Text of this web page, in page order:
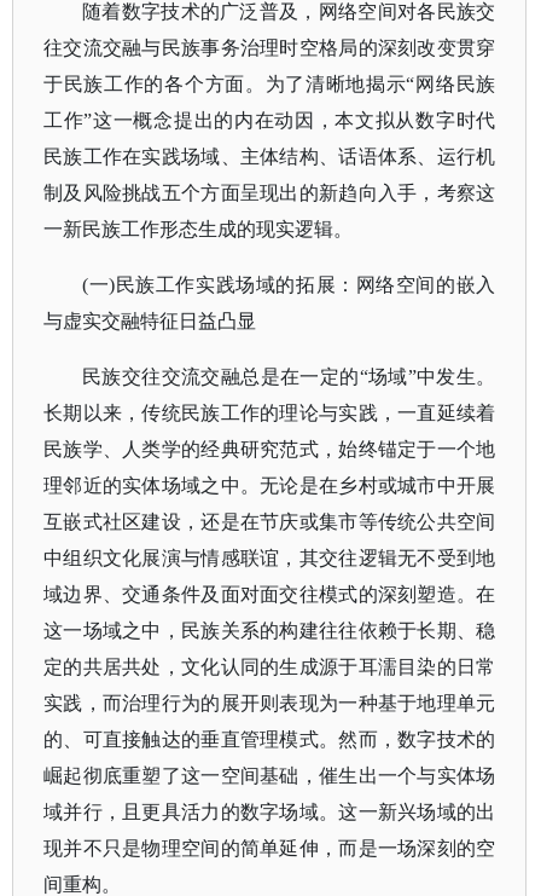
随着数字技术的广泛普及，网络空间对各民族交
往交流交融与民族事务治理时空格局的深刻改变贯穿
于民族工作的各个方面。为了清晰地揭示“网络民族
工作”这一概念提出的内在动因，本文拟从数字时代
民族工作在实践场域、主体结构、话语体系、运行机
制及风险挑战五个方面呈现出的新趋向入手，考察这
一新民族工作形态生成的现实逻辑。
(一)民族工作实践场域的拓展：网络空间的嵌入
与虚实交融特征日益凸显
民族交往交流交融总是在一定的“场域”中发生。
长期以来，传统民族工作的理论与实践，一直延续着
民族学、人类学的经典研究范式，始终锚定于一个地
理邻近的实体场域之中。无论是在乡村或城市中开展
互嵌式社区建设，还是在节庆或集市等传统公共空间
中组织文化展演与情感联谊，其交往逻辑无不受到地
域边界、交通条件及面对面交往模式的深刻塑造。在
这一场域之中，民族关系的构建往往依赖于长期、稳
定的共居共处，文化认同的生成源于耳濡目染的日常
实践，而治理行为的展开则表现为一种基于地理单元
的、可直接触达的垂直管理模式。然而，数字技术的
崛起彻底重塑了这一空间基础，催生出一个与实体场
域并行，且更具活力的数字场域。这一新兴场域的出
现并不只是物理空间的简单延伸，而是一场深刻的空
间重构。